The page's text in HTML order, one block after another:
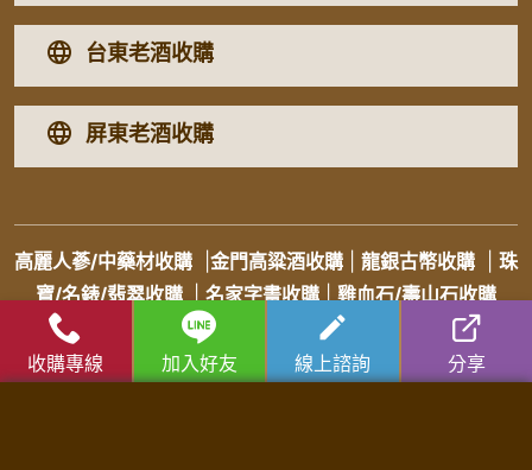
台東老酒收購
屏東老酒收購
高麗人蔘/中藥材收購 金門高粱酒收購 龍銀古幣收購
珠
寶/名錶/翡翠收購
名家字畫收購 雞血石/壽山石收購
收購流程│ 收購品項│收購知識庫 │免費諮詢│
老酒仙老酒收購
收購專線 加入好友 線上諮詢 分享